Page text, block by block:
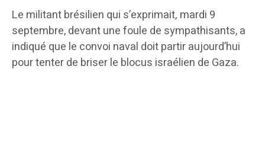
Le militant brésilien qui s’exprimait, mardi 9
septembre, devant une foule de sympathisants, a
indiqué que le convoi naval doit partir aujourd’hui
pour tenter de briser le blocus israélien de Gaza.